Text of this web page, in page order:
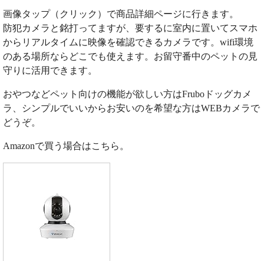
画像タップ（クリック）で商品詳細ページに行きます。
防犯カメラと銘打ってますが、要するに室内に置いてスマホ
からリアルタイムに映像を確認できるカメラです。wifi環境
のある場所ならどこでも使えます。お留守番中のペットの見
守りに活用できます。
おやつなどペット向けの機能が欲しい方はFruboドッグカメ
ラ、シンプルでいいからお安いのを希望な方はWEBカメラで
どうぞ。
Amazonで買う場合はこちら。